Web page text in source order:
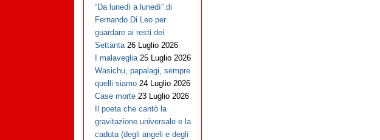
“Da lunedì a lunedì” di
Fernando Di Leo per
guardare ai resti dei
Settanta 26 Luglio 2026
I malaveglia 25 Luglio 2026
Wasichu, papalagi, sempre
quelli siamo 24 Luglio 2026
Case morte 23 Luglio 2026
Il poeta che cantò la
gravitazione universale e la
caduta (degli angeli e degli